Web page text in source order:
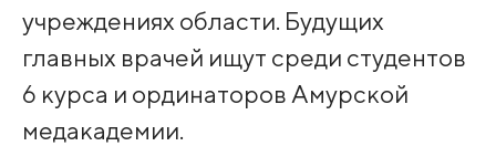
учреждениях области. Будущих
главных врачей ищут среди студентов
6 курса и ординаторов Амурской
медакадемии.